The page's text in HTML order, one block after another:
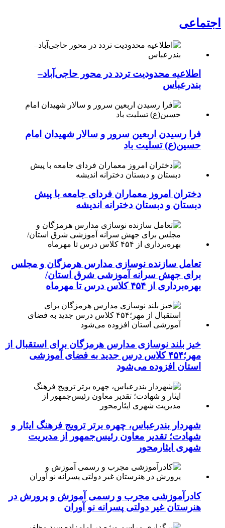
اجتماعی
اطلاعیه محدودیت تردد در محور حاجی‌آباد–
بندرعباس
فرا رسیدن اربعین سرور و سالار شهیدان امام
حسین(ع) تسلیت باد
دختران امروز معماران فردای جامعه با پیش
دبستان و دبستان دخترانه اندیشه
تعامل سازنده نوسازی مدارس هرمزگان و مجلس
برای جهش سرانه آموزشی شرق استان/
بهره‌برداری از ۴۵۴ کلاس درس تا مهرماه
خیز بلند نوسازی مدارس هرمزگان برای استقبال از
مهر؛۴۵۴ کلاس درس جدید به فضای آموزشی
استان افزوده می‌شود
شهردار بندرعباس، چهره برتر ترویج فرهنگ ایثار و
شهادت؛ تقدیر معاون رئیس‌جمهور از مدیریت
شهری ایثارمحور
کادرآموزشی مجرب و رسمی آموزش و پرورش در
هنرستان غیر دولتی پسرانه نو آوران